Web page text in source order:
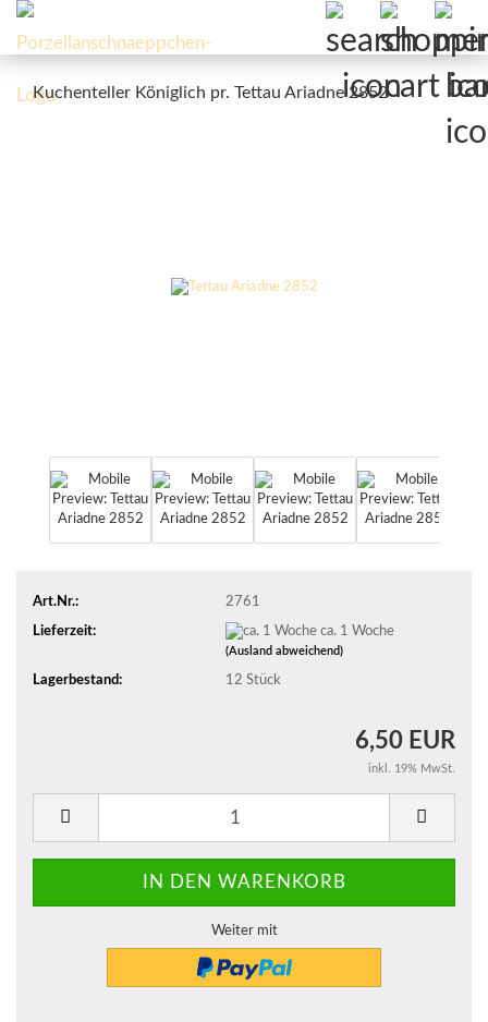
Kuchenteller Königlich pr. Tettau Ariadne 2852
Art.Nr.: 2761
Lieferzeit: ca. 1 Woche
(Ausland abweichend)
Lagerbestand: 12 Stück
6,50 EUR
inkl. 19% MwSt.
Weiter mit